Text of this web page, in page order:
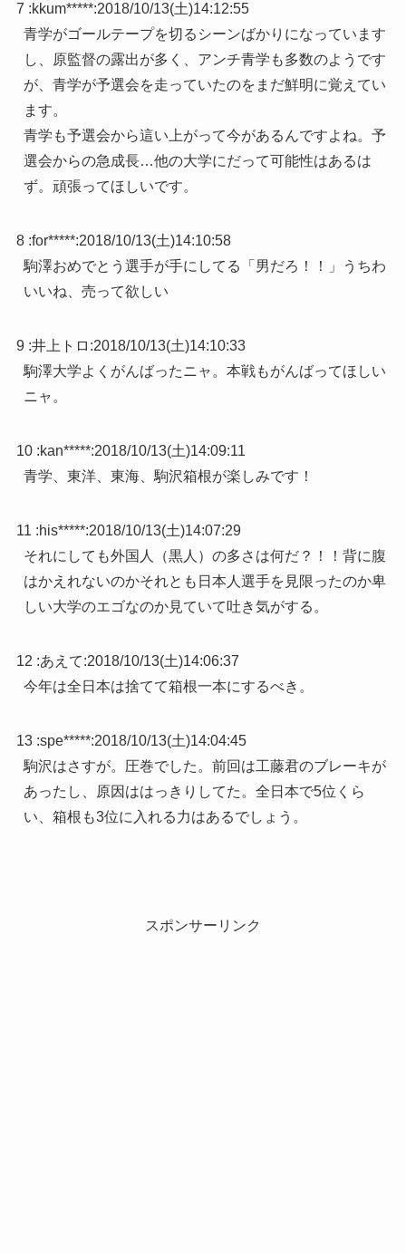
7 :kkum*****:2018/10/13(土)14:12:55
青学がゴールテープを切るシーンばかりになっています
し、原監督の露出が多く、アンチ青学も多数のようです
が、青学が予選会を走っていたのをまだ鮮明に覚えてい
ます。
青学も予選会から這い上がって今があるんですよね。予
選会からの急成長…他の大学にだって可能性はあるは
ず。頑張ってほしいです。
8 :for*****:2018/10/13(土)14:10:58
駒澤おめでとう選手が手にしてる「男だろ！！」うちわ
いいね、売って欲しい
9 :井上トロ :2018/10/13(土)14:10:33
駒澤大学よくがんばったニャ。本戦もがんばってほしい
ニャ。
10 :kan*****:2018/10/13(土)14:09:11
青学、東洋、東海、駒沢箱根が楽しみです！
11 :his*****:2018/10/13(土)14:07:29
それにしても外国人（黒人）の多さは何だ？！！背に腹
はかえれないのかそれとも日本人選手を見限ったのか卑
しい大学のエゴなのか見ていて吐き気がする。
12 :あえて:2018/10/13(土)14:06:37
今年は全日本は捨てて箱根一本にするべき。
13 :spe*****:2018/10/13(土)14:04:45
駒沢はさすが。圧巻でした。前回は工藤君のブレーキが
あったし、原因ははっきりしてた。全日本で5位くら
い、箱根も3位に入れる力はあるでしょう。
スポンサーリンク